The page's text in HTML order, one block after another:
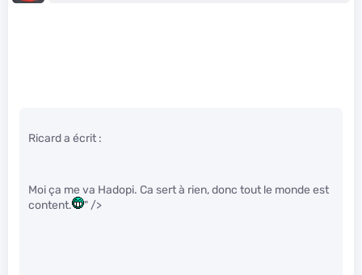
Ricard a écrit :
Moi ça me va Hadopi. Ca sert à rien, donc tout le monde est
content.
" />